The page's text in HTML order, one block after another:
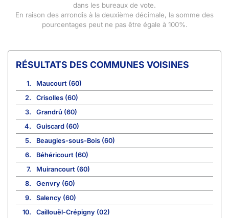
dans les bureaux de vote.
En raison des arrondis à la deuxième décimale, la somme des
pourcentages peut ne pas être égale à 100%.
COMMUNES VOISINES
1.
Maucourt (60)
2.
Crisolles (60)
3.
Grandrû (60)
4.
Guiscard (60)
5.
Beaugies-sous-Bois (60)
6.
Béhéricourt (60)
7.
Muirancourt (60)
8.
Genvry (60)
9.
Salency (60)
10.
Caillouël-Crépigny (02)